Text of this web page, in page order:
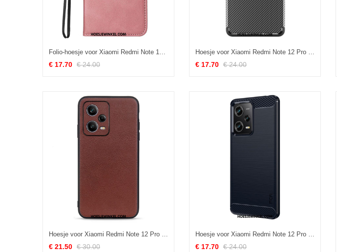
Folio-hoesje voor Xiaomi Redmi Note 12 Pro Met Ketting Effen Met Bandje
€ 17.70 € 24.00
Hoesje voor Xiaomi Redmi Note 12 Pro Flexibele Koolstofvezeltextuur
€ 17.70 € 24.00
Hoesje voor Xiaomi Redmi Note 12 Pro Echt Leer
€ 21.50 € 30.00
Hoesje voor Xiaomi Redmi Note 12 Pro Mofi Geborsteld Koolstofvezel
€ 17.70 € 24.00